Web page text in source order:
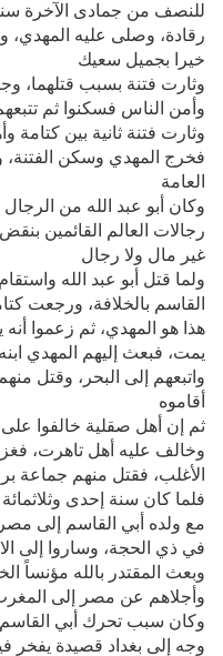
للنصف من جمادى الآخرة
رقادة، وصلى عليه المهدي،
خيرا بجميل سعيك
وثارت فتنة بسبب قتلهما،
وأمن الناس فسكنوا ثم
وثارت فتنة ثانية بين كتامة
فخرج المهدي وسكن
العامة
وكان أبو عبد الله من الرجال
رجالات العالم القائمين
غير مال ولا رجال
ولما قتل أبو عبد الله
القاسم بالخلافة، ورجعت
هذا هو المهدي، ثم زعموا أنه
يمت، فبعث إليهم المهدي
واتبعهم إلى البحر، وقتل
أقاموه
ثم إن أهل صقلية خالفوا على
وخالف عليه أهل تاهرت،
الأغلب، فقتل منهم جماعة
فلما كان سنة إحدى
مع ولده أبي القاسم إلى
في ذي الحجة، وساروا إلى
وبعث المقتدر بالله مؤنساً
وأجلاهم عن مصر إلى
وكان سبب تحرك أبي
وجه إلى بغداد قصيدة يفخر